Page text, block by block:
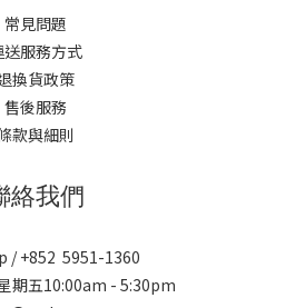
常見問題
送服務方式
換貨政策
售後服務
款與細則
絡我們
/ +852 5951-1360
期五10:00am - 5:30pm